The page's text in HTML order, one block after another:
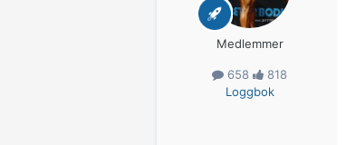
Medlemmer
658
818
Loggbok